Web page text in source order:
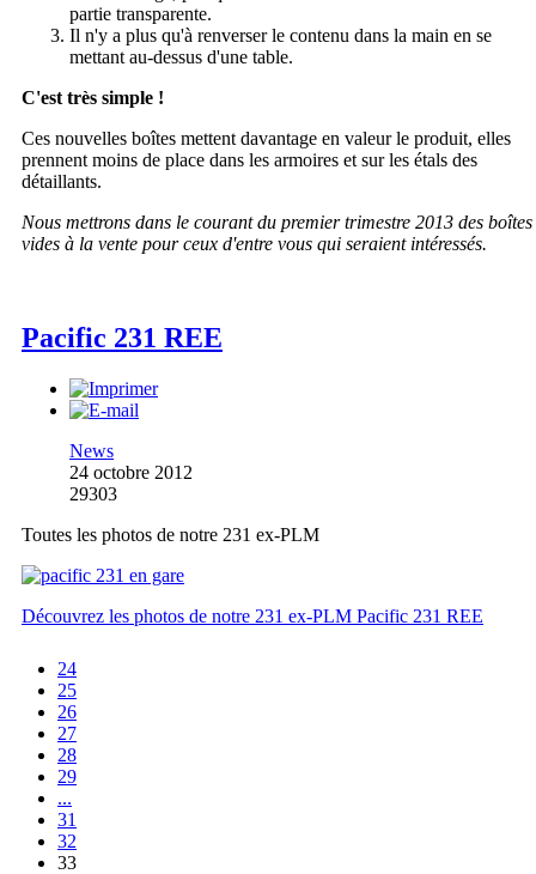
partie transparente.
Il n'y a plus qu'à renverser le contenu dans la main en se
mettant au-dessus d'une table.
C'est très simple !
Ces nouvelles boîtes mettent davantage en valeur le produit, elles
prennent moins de place dans les armoires et sur les étals des
détaillants.
Nous mettrons dans le courant du premier trimestre 2013 des boîtes
vides à la vente pour ceux d'entre vous qui seraient intéressés.
Pacific 231 REE
News
24 octobre 2012
29303
Toutes les photos de notre 231 ex-PLM
Découvrez les photos de notre 231 ex-PLM Pacific 231 REE
24
25
26
27
28
29
...
31
32
33